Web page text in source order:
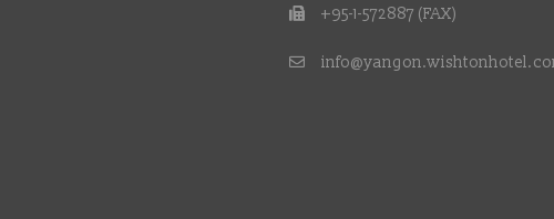
+95-1-572887 (FAX)